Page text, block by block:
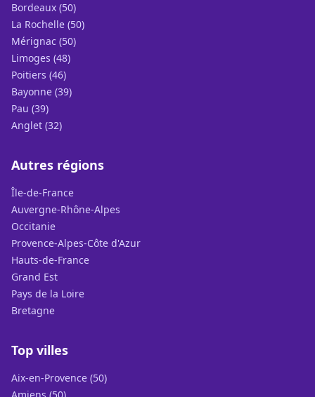
Bordeaux (50)
La Rochelle (50)
Mérignac (50)
Limoges (48)
Poitiers (46)
Bayonne (39)
Pau (39)
Anglet (32)
Autres régions
Île-de-France
Auvergne-Rhône-Alpes
Occitanie
Provence-Alpes-Côte d'Azur
Hauts-de-France
Grand Est
Pays de la Loire
Bretagne
Top villes
Aix-en-Provence (50)